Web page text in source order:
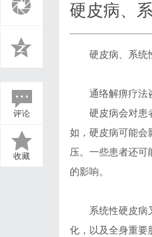
评论
收藏
硬皮病、
硬皮病、系统
通络解痹疗法
硬皮病会对患
如，硬皮病可能会
压。一些患者还可
的影响。
系统性硬皮病
化，以及全身重要